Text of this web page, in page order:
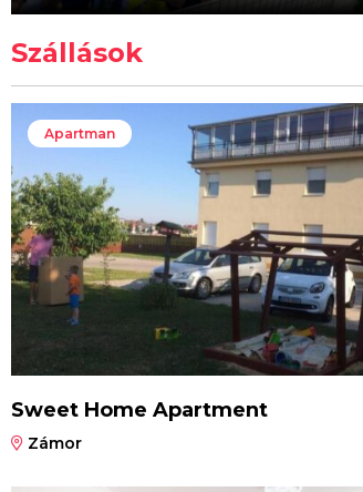
Szállások
Apartman
Sweet Home Apartment
Zámor